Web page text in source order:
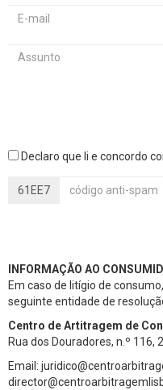
INFORMAÇÃO AO
Em caso de litígio de
seguinte entidade de
Centro de Artitragem de
Rua dos Douradores, n.º 116,
Email: